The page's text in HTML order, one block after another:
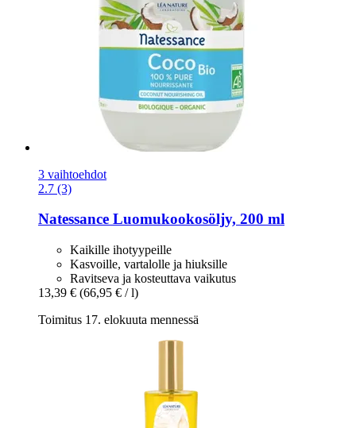
3 vaihtoehdot
2.7 (3)
Natessance Luomukookosöljy, 200 ml
Kaikille ihotyypeille
Kasvoille, vartalolle ja hiuksille
Ravitseva ja kosteuttava vaikutus
13,39 € (66,95 € / l)
Toimitus 17. elokuuta mennessä